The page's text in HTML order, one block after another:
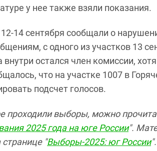
у нее также взяли показания.
14 сентября сообщали о
с одного из участков 13
остался член комиссии,
что на участке 1007 в
подсчет голосов.
выборы, можно
2025 года на юге России".
"Выборы-2025: юг России".